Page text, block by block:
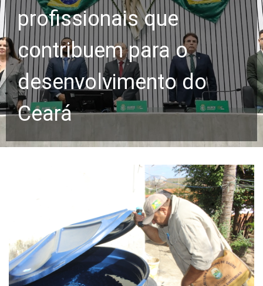
profissionais que
contribuem para o
desenvolvimento do
Ceará